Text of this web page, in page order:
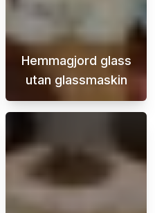
och läckra mini donuts
Hemmagjord glass
utan glassmaskin
Att göra